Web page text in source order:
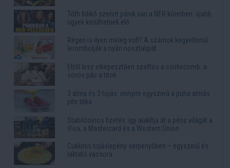
Tóth Ildikó szerint pánik van a NER köreiben: újabb
ügyek kerülhetnek elő
Régen is ilyen meleg volt? A számok kegyetlenül
lerombolják a nyári nosztalgiát
Ettől lesz elképesztően szaftos a csirkecomb: a
sörös pác a titok
3 alma és 3 tojás: ennyire egyszerű a puha almás
pite titka
Stabilcoinos fizetés: így alakítja át a pénz világát a
Visa, a Mastercard és a Western Union
Cukkinis tojáslepény serpenyőben – egyszerű és
laktató vacsora